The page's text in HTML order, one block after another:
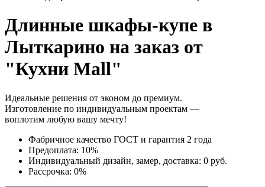
Длинные шкафы-купе в
Лыткарино на заказ от
"Кухни Mall"
Идеальные решения от эконом до премиум.
Изготовление по индивидуальным проектам —
воплотим любую вашу мечту!
Фабричное качество ГОСТ и гарантия 2 года
Предоплата: 10%
Индивидуальный дизайн, замер, доставка: 0 руб.
Рассрочка: 0%